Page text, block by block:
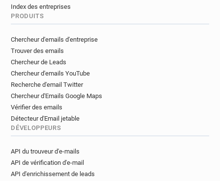
Index des entreprises
PRODUITS
Chercheur d'emails d'entreprise
Trouver des emails
Chercheur de Leads
Chercheur d'emails YouTube
Recherche d'email Twitter
Chercheur d'Emails Google Maps
Vérifier des emails
Détecteur d'Email jetable
DÉVELOPPEURS
API du trouveur d'e-mails
API de vérification d'e-mail
API d'enrichissement de leads